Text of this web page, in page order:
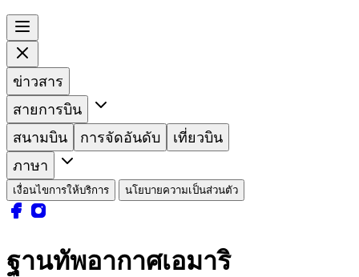
ข่าวสาร
สายการบิน
สนามบิน
การจัดอันดับ
เที่ยวบิน
ภาษา
เงื่อนไขการให้บริการ นโยบายความเป็นส่วนตัว
ฐานทัพอากาศเอมาริ